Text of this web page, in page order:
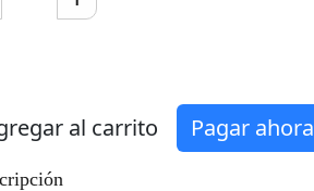
al carrito Pagar ahora